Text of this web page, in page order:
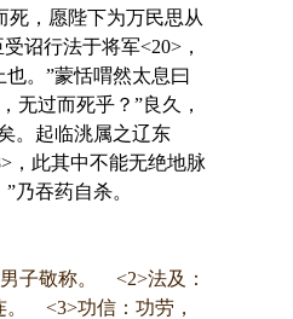
死，愿陛下为万民思从
诏行法于将军<20>，
。”蒙恬喟然太息曰
无过而死乎？”良久，
。起临洮属之辽东
，此其中不能无绝地脉
乃吞药自杀。
敬称。 <2>法及：
。 <3>功信：功劳，